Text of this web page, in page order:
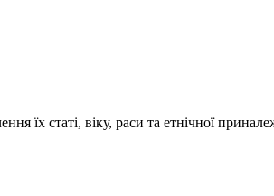
їх статі, віку, раси та етнічної